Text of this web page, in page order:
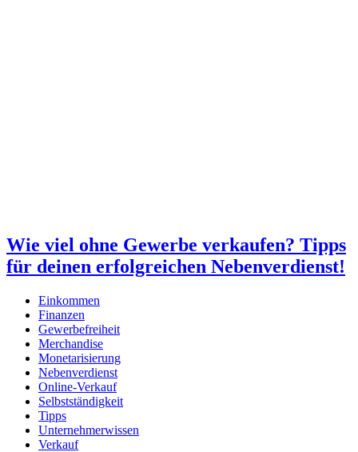
Wie viel ohne Gewerbe verkaufen? Tipps
für deinen erfolgreichen Nebenverdienst!
Einkommen
Finanzen
Gewerbefreiheit
Merchandise
Monetarisierung
Nebenverdienst
Online-Verkauf
Selbstständigkeit
Tipps
Unternehmerwissen
Verkauf